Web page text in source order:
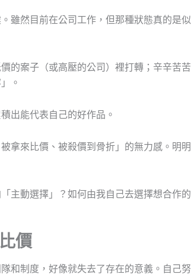
雖然目前在公司工作，但那種狀態真的是似
的案子（或高壓的公司）裡打轉；辛辛苦苦
。
出能代表自己的好作品。
拿來比價、被殺價到骨折」的無力感。明明
主動選擇」？如何由我自己去選擇想合作的
價
和制度，好像就失去了存在的意義。自己努